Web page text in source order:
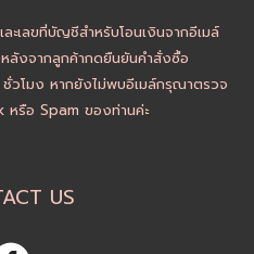
ะเลขที่บัญชีสำหรับโอนเงินจากอีเมล์
ลังจากลูกค้ากดยืนยันคำสั่งซื้อ
วโมง หากยังไม่พบอีเมล์กรุณาตรวจ
หรือ Spam ของท่านค่ะ
US